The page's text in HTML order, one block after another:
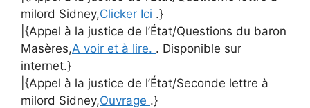
milord Sidney,Clicker Ici .}
|{Appel à la justice de l’État/Questions du baron
Masères,A voir et à lire. . Disponible sur
internet.}
|{Appel à la justice de l’État/Seconde lettre à
milord Sidney,Ouvrage .}